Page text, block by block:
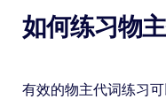
如何练习物
有效的物主代词练习